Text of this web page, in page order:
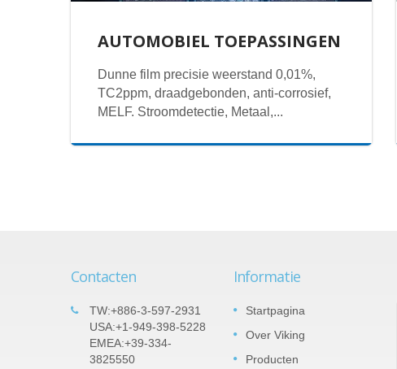
AUTOMOBIEL TOEPASSINGEN
Dunne film precisie weerstand 0,01%,
TC2ppm, draadgebonden, anti-corrosief,
MELF. Stroomdetectie, Metaal,...
Contacten
TW:+886-3-597-2931
USA:+1-949-398-5228
EMEA:+39-334-
3825550
Informatie
Startpagina
Over Viking
Producten
05
SEP
2022
Belangrijke producten:
Tantalum Nitride (TaN) Dunne
Film Precisie Chip Weerstand -